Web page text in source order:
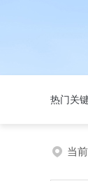
热门关
当